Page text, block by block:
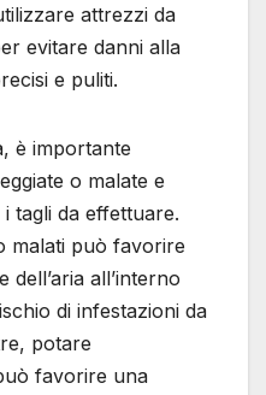
attrezzi da
evitare danni alla
e puliti.
è importante
o malate e
tagli da effettuare.
malati può favorire
all’interno
di infestazioni da
potare
favorire una